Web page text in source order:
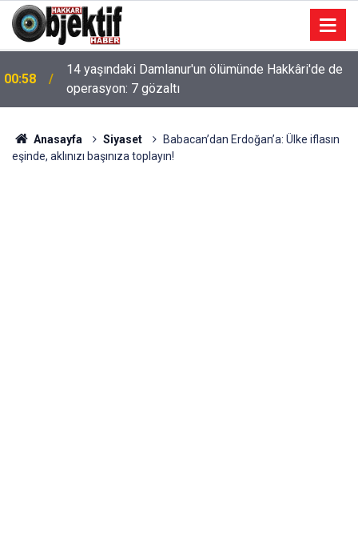
00:58
14 yaşındaki Damlanur'un ölümünde Hakkâri'de de
operasyon: 7 gözaltı
Anasayfa Siyaset
Babacan’dan Erdoğan’a: Ülke iflasın
eşinde, aklınızı başınıza toplayın!